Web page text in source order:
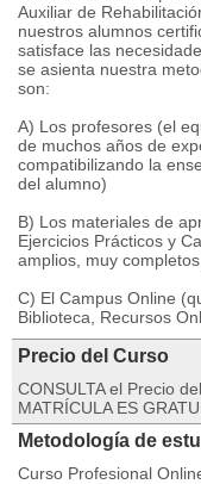
Auxiliar de
nuestros alumnos
satisface las
se asienta nuestra
son:
A) Los profesores (el
de muchos años de
compatibilizando la
del alumno)
B) Los materiales de
Ejercicios Prácticos y
amplios, muy
C) El Campus Online
Biblioteca, Recursos
Precio del Curso
CONSULTA el Precio
MATRÍCULA ES
Metodología de
Curso Profesional